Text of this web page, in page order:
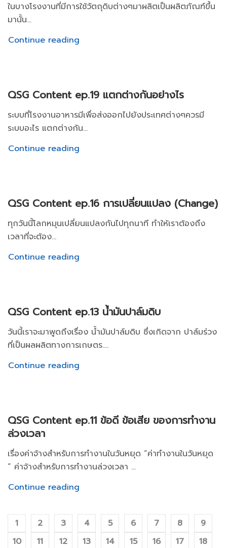
ในบางโรงงานที่มีการใช้วัตถุดิบต่างๆมาผลิตเป็นผลิตภัณฑ์ขึ้น
มานั้น...
Continue reading
QSG Content ep.19 แตกต่างกันอย่างไร
ระบบที่โรงงานอาหารมีเพื่อส่งออกไปยังประเทศต่างๆควรมี
ระบบอะไร แตกต่างกัน...
Continue reading
QSG Content ep.16 การเปลี่ยนแปลง (Change)
ทุกวันนี้โลกหมุนเปลี่ยนแปลงกันไปทุกนาที ทำให้เราต้องถึง
เวลาที่จะต้อง...
Continue reading
QSG Content ep.13 น้ำมันปาล์มดิบ
วันนี้เราจะมาพูดถึงเรื่อง น้ำมันปาล์มดิบ ซึ่งเกิดจาก ปาล์มร่วง
ที่เป็นผลผลิตทางการเกษตร....
Continue reading
QSG Content ep.11 ข้อดี ข้อเสีย ของการทำงาน
ล่วงเวลา
เรื่องค่าจ้างสำหรับการทำงานในวันหยุด “ค่าทำงานในวันหยุด
“ ค่าจ้างสำหรับการทำงานล่วงเวลา ...
Continue reading
1 2 3 4 5 6 7 8
9
10
11 12 13 14 15 16 17
18